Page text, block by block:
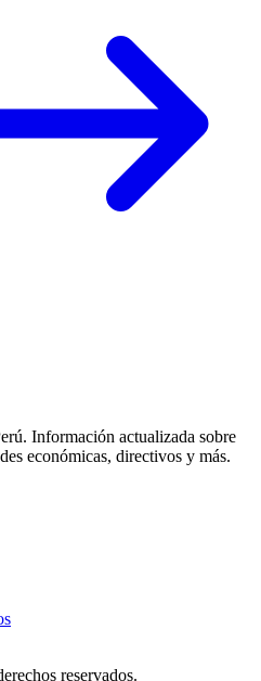
Información actualizada sobre
económicas, directivos y más.
reservados.